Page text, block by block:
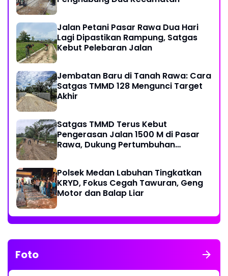
Jalan Petani Pasar Rawa Dua Hari
Lagi Dipastikan Rampung, Satgas
Kebut Pelebaran Jalan
Jembatan Baru di Tanah Rawa: Cara
Satgas TMMD 128 Mengunci Target
Akhir
Satgas TMMD Terus Kebut
Pengerasan Jalan 1500 M di Pasar
Rawa, Dukung Pertumbuhan
Polsek Medan Labuhan Tingkatkan
KRYD, Fokus Cegah Tawuran, Geng
Motor dan Balap Liar
Foto